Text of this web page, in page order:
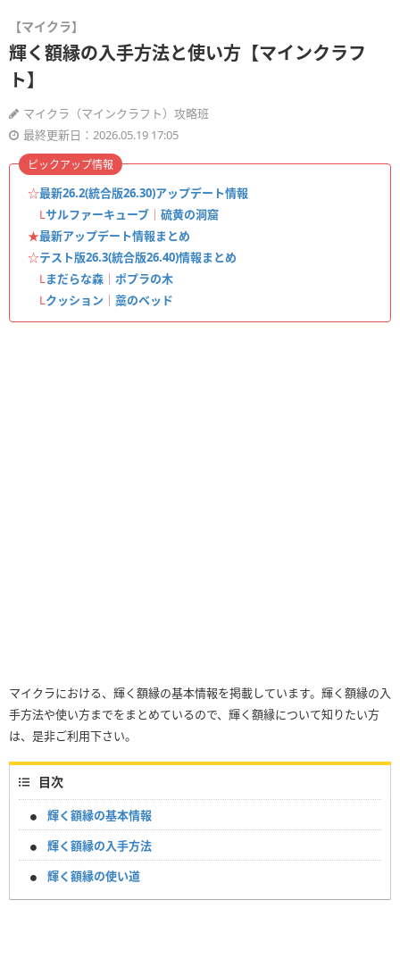
【マイクラ】
輝く額縁の入手方法と使い方【マインクラフ
ト】
マイクラ（マインクラフト）攻略班
最終更新日：2026.05.19 17:05
☆最新26.2(統合版26.30)アップデート情報
Lサルファーキューブ ｜ 硫黄の洞窟
★最新アップデート情報まとめ
☆テスト版26.3(統合版26.40)情報まとめ
Lまだらな森 ｜ ポプラの木
Lクッション ｜ 藁のベッド
ピックアップ情報
マイクラにおける、輝く額縁の基本情報を掲載しています。輝く額縁の入
手方法や使い方までをまとめているので、輝く額縁について知りたい方
は、是非ご利用下さい。
目次
輝く額縁の基本情報
輝く額縁の入手方法
輝く額縁の使い道